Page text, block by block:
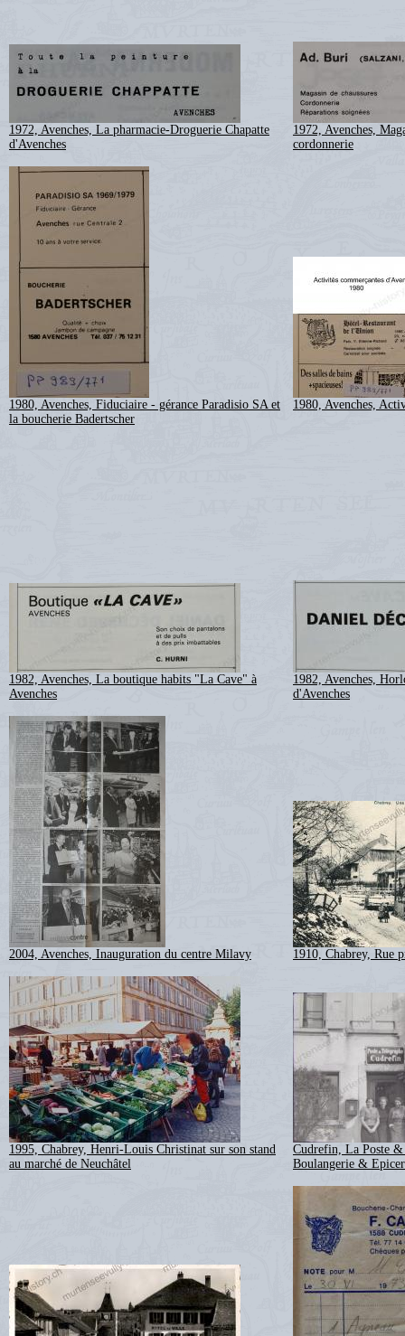
1972, Avenches, La pharmacie-Droguerie Chapatte
d'Avenches
1972, Avenches,
cordonnerie
1980, Avenches, Fiduciaire - gérance Paradisio SA et
la boucherie Badertscher
1980, Avenches,
1982, Avenches, La boutique habits "La Cave" à
Avenches
1982, Avenches,
d'Avenches
2004, Avenches, Inauguration du centre Milavy 1910, Chabrey, Rue
1995, Chabrey, Henri-Louis Christinat sur son stand
au marché de Neuchâtel
Cudrefin, La Poste
Boulangerie &